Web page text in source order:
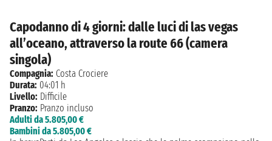
Capodanno di 4 giorni: dalle luci di las vegas
all’oceano, attraverso la route 66 (camera
singola)
Compagnia: Costa Crociere
Durata: 04:01 h
Livello: Difficile
Pranzo: Pranzo incluso
Adulti da 5.805,00 €
Bambini da 5.805,00 €